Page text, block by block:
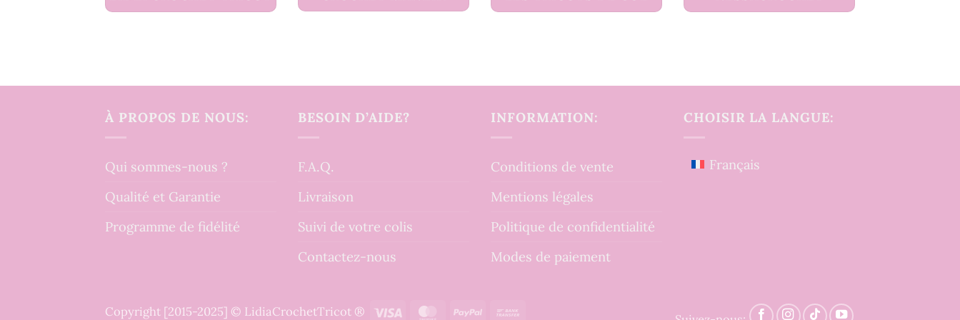
À PROPOS DE NOUS:
Qui sommes-nous ?
Qualité et Garantie
Programme de fidélité
BESOIN D’AIDE?
F.A.Q.
Livraison
Suivi de votre colis
Contactez-nous
INFORMATION:
Conditions de vente
Mentions légales
Politique de confidentialité
Modes de paiement
CHOISIR LA LANGUE:
Français
Copyright [2015-2025] © LidiaCrochetTricot ® Visa MasterCard
PayPal